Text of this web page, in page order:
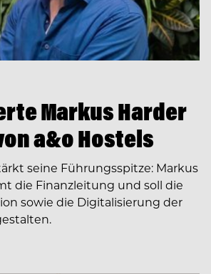
Markus Harder
a&o Hostels
seine Führungsspitze: Markus
die Finanzleitung und soll die
sowie die Digitalisierung der